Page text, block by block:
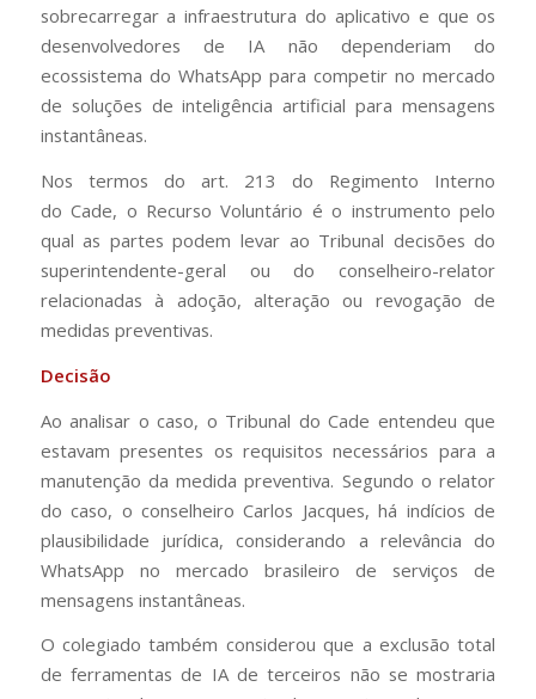
sobrecarregar a infraestrutura do aplicativo e que os
desenvolvedores de IA não dependeriam do
ecossistema do WhatsApp para competir no mercado
de soluções de inteligência artificial para mensagens
instantâneas.
Nos termos do art. 213 do Regimento Interno
do Cade, o Recurso Voluntário é o instrumento pelo
qual as partes podem levar ao Tribunal decisões do
superintendente-geral ou do conselheiro-relator
relacionadas à adoção, alteração ou revogação de
medidas preventivas.
Decisão
Ao analisar o caso, o Tribunal do Cade entendeu que
estavam presentes os requisitos necessários para a
manutenção da medida preventiva. Segundo o relator
do caso, o conselheiro Carlos Jacques, há indícios de
plausibilidade jurídica, considerando a relevância do
WhatsApp no mercado brasileiro de serviços de
mensagens instantâneas.
O colegiado também considerou que a exclusão total
de ferramentas de IA de terceiros não se mostraria